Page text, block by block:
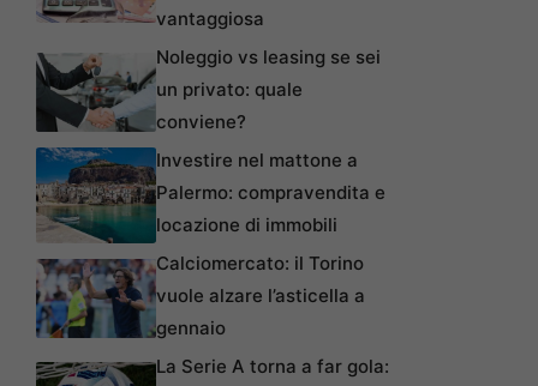
vantaggiosa
Noleggio vs leasing se sei
un privato: quale
conviene?
Investire nel mattone a
Palermo: compravendita e
locazione di immobili
Calciomercato: il Torino
vuole alzare l’asticella a
gennaio
La Serie A torna a far gola: